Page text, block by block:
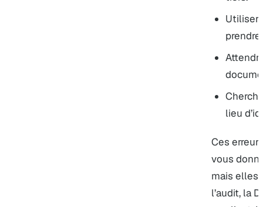
Utiliser
lieu
Ces
vous
mais elles
l’audit, la